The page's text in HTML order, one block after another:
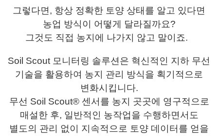
그렇다면, 항상 정확한 토양 상태를 알고 있다면
농업 방식이 어떻게 달라질까요?
그것도 직접 농지에 나가지 않고 말이죠.
Soil Scout 모니터링 솔루션은 혁신적인 지하 무선
기술을 활용하여 농지 관리 방식을 획기적으로
변화시킵니다.
무선 Soil Scout® 센서를 농지 곳곳에 영구적으로
매설한 후, 일반적인 농작업을 수행하면서도
별도의 관리 없이 지속적으로 토양 데이터를 얻을